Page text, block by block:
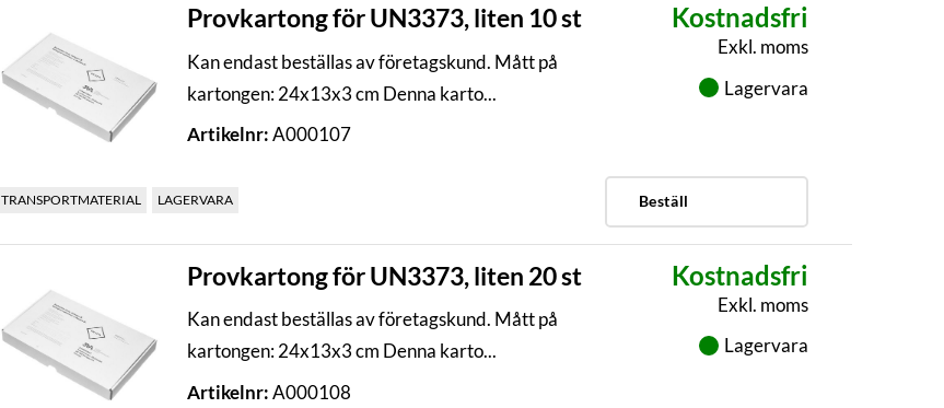
Provkartong för UN3373, liten 10 st
Kan endast beställas av företagskund. Mått på
kartongen: 24x13x3 cm Denna karto...
Artikelnr:A000107
Kostnadsfri
Exkl. moms
Lagervara
TRANSPORTMATERIAL LAGERVARA Beställ
Provkartong för UN3373, liten 20 st
Kan endast beställas av företagskund. Mått på
kartongen: 24x13x3 cm Denna karto...
Artikelnr:A000108
Kostnadsfri
Exkl. moms
Lagervara